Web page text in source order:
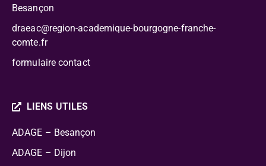
Besançon
draeac@region-academique-bourgogne-franche-
comte.fr
formulaire contact
LIENS UTILES
ADAGE – Besançon
ADAGE – Dijon